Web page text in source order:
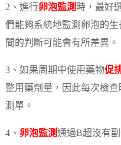
2、進行卵泡監測 時，最好
們能夠系統地監測卵泡的
間的判斷可能會有所差異。
3、如果周期中使用藥物促
整用藥劑量，因此每次檢
測單。
4、 卵泡監測通過B超沒有